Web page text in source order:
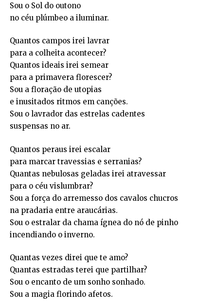
Sou o Sol do outono
no céu plúmbeo a iluminar.
Quantos campos irei lavrar
para a colheita acontecer?
Quantos ideais irei semear
para a primavera florescer?
Sou a floração de utopias
e inusitados ritmos em canções.
Sou o lavrador das estrelas cadentes
suspensas no ar.
Quantos peraus irei escalar
para marcar travessias e serranias?
Quantas nebulosas geladas irei atravessar
para o céu vislumbrar?
Sou a força do arremesso dos cavalos chucros
na pradaria entre araucárias.
Sou o estralar da chama ígnea do nó de pinho
incendiando o inverno.
Quantas vezes direi que te amo?
Quantas estradas terei que partilhar?
Sou o encanto de um sonho sonhado.
Sou a magia florindo afetos.